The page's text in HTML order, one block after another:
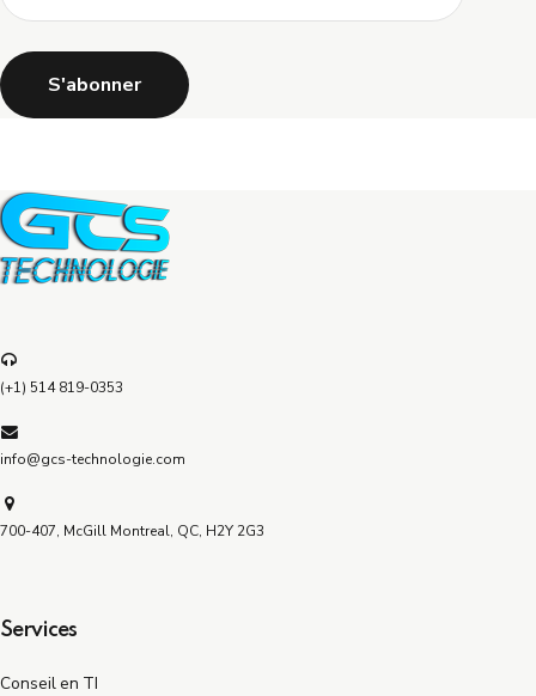
(+1) 514 819-0353
info@gcs-technologie.com
700-407, McGill Montreal, QC, H2Y 2G3
Services
Conseil en TI